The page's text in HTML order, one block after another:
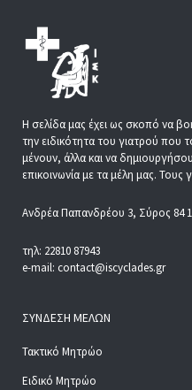
Η σελίδα μας έχει ως σκοπό να
την ειδικότητα του γιατρού που
μένουν, άλλα και να
επικοινωνία με τα μέλη μας.
Ανδρέα Παπανδρέου 3, Σύρος 84
τηλ: 22810 87943
e-mail: contact@iscyclades.gr
ΣΎΝΔΕΣΗ ΜΕΛΏΝ
Τακτικό Μητρώο
Ειδικό Μητρώο